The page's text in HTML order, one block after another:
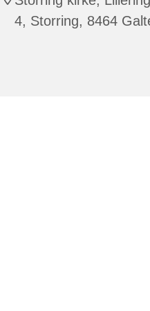
4, Storring, 8464